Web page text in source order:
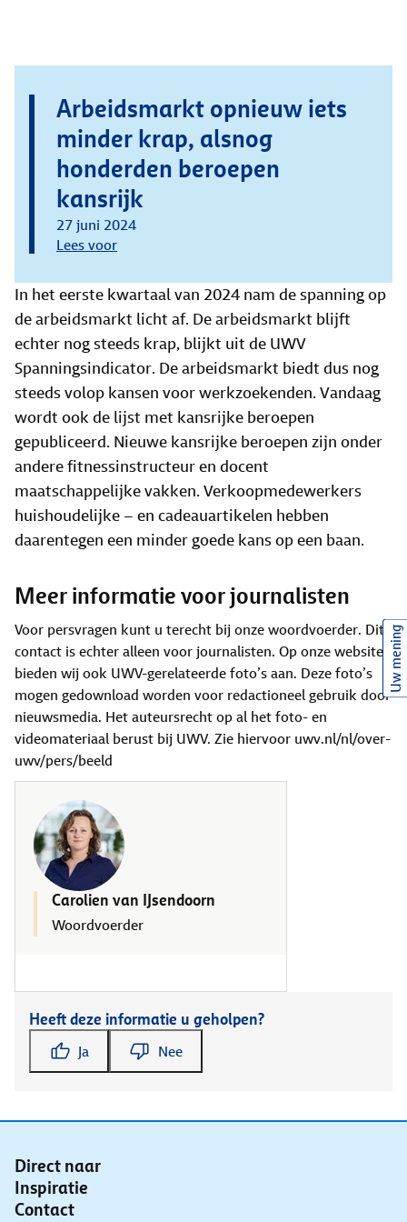
Arbeidsmarkt opnieuw iets
minder krap, alsnog
honderden beroepen
kansrijk
27 juni 2024
Lees voor
In het eerste kwartaal van 2024 nam de spanning op
de arbeidsmarkt licht af. De arbeidsmarkt blijft
echter nog steeds krap, blijkt uit de UWV
Spanningsindicator. De arbeidsmarkt biedt dus nog
steeds volop kansen voor werkzoekenden. Vandaag
wordt ook de lijst met kansrijke beroepen
gepubliceerd. Nieuwe kansrijke beroepen zijn onder
andere fitnessinstructeur en docent
maatschappelijke vakken. Verkoopmedewerkers
huishoudelijke – en cadeauartikelen hebben
daarentegen een minder goede kans op een baan.
Meer informatie voor journalisten
Voor persvragen kunt u terecht bij onze woordvoerder. Dit
contact is echter alleen voor journalisten. Op onze website
bieden wij ook UWV-gerelateerde foto’s aan. Deze foto’s
mogen gedownload worden voor redactioneel gebruik door
nieuwsmedia. Het auteursrecht op al het foto- en
videomateriaal berust bij UWV. Zie hiervoor uwv.nl/nl/over-
uwv/pers/beeld
Carolien van IJsendoorn
Woordvoerder
Heeft deze informatie u geholpen?
Ja Nee
Direct naar
Inspiratie
Contact
Uw mening